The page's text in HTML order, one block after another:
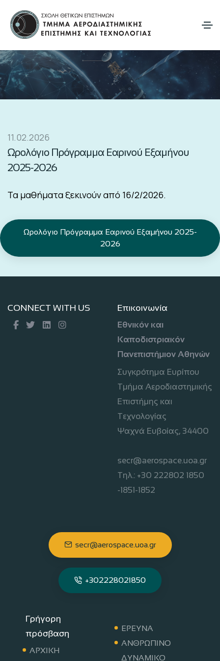
11.02.2026
Ωρολόγιο Πρόγραμμα Εαρινού Εξαμήνου
2025-2026
Τα μαθήματα ξεκινούν από 16/2/2026.
Ωρολόγιο Πρόγραμμα Εαρινού Εξαμήνου 2025-
2026
CONNECT WITH US Επικοινωνία
Εθνικόν και
Καποδιστριακόν
Πανεπιστήμιον Αθηνών
Συγκρότημα Ευρίπου
Τμήμα Αεροδιαστημικής
Επιστήμης και
Τεχνολογίας
Ψαχνά Ευβοίας, 34400
secr@aerospace.uoa.gr
Τηλ.: +30 222802 1850
-1851-1852
secr@aerospace.uoa.gr
+302228021850
Γρήγορη
πρόσβαση
ΑΡΧΙΚΗ
ΕΡΕΥΝΑ
ΑΝΘΡΩΠΙΝΟ
ΔΥΝΑΜΙΚΟ